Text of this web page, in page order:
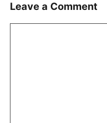
Leave a Comment